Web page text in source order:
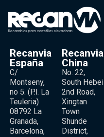
Recanvia
España
C/
Montseny,
no 5. (P.l. La
Teuleria)
08792 La
Granada,
Barcelona,
Recanvia
China
No. 22,
South Hebei
2nd Road,
Xingtan
Town
Shunde
District,